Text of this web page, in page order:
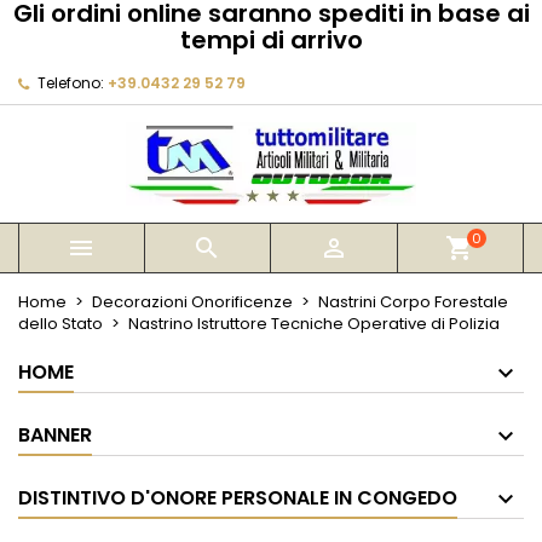
Gli ordini online saranno spediti in base ai
tempi di arrivo
Telefono: +39.0432 29 52 79
   shopping_cart0
Home Decorazioni Onorificenze
Nastrini Corpo Forestale
dello Stato
Nastrino Istruttore Tecniche Operative di Polizia
HOME
BANNER
DISTINTIVO D'ONORE PERSONALE IN CONGEDO
My wishlists
add_circle_outline Create new list
Crea lista dei desideri
Annulla Crea lista dei desideri
Devi avere effettuato l'accesso per salvare dei
prodotti nella tua lista dei desideri.
Annulla